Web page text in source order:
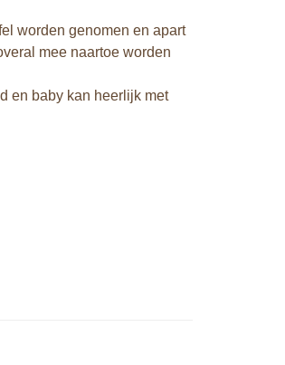
worden genomen en apart
mee naartoe worden
en baby kan heerlijk met